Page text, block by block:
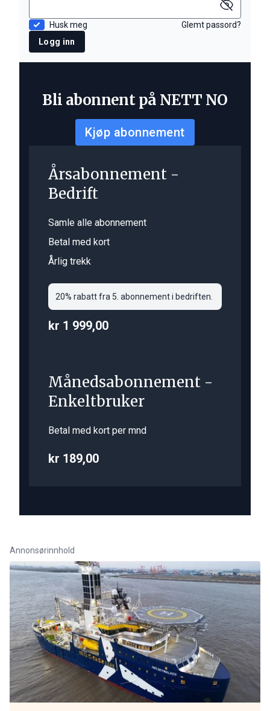
Husk meg
Glemt passord?
Logg inn
Bli abonnent på NETT NO
Kjøp abonnement
Årsabonnement -
Bedrift
Samle alle abonnement
Betal med kort
Årlig trekk
20% rabatt fra 5. abonnement i bedriften.
kr 1 999,00
Månedsabonnement -
Enkeltbruker
Betal med kort per mnd
kr 189,00
Annonsørinnhold